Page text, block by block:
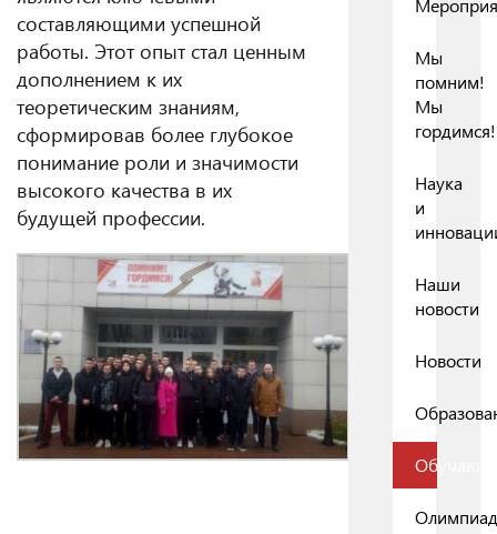
составляющими успешной
работы. Этот опыт стал ценным
дополнением к их
теоретическим знаниям,
сформировав более глубокое
понимание роли и значимости
высокого качества в их
будущей профессии.
Мы
помним!
Мы
гордимся!
Наука
и
Наши
новости
Новости